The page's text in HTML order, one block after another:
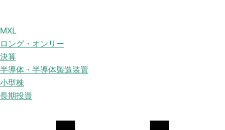
MXL
ロング・オンリー
決算
半導体・半導体製造装置
小型株
長期投資